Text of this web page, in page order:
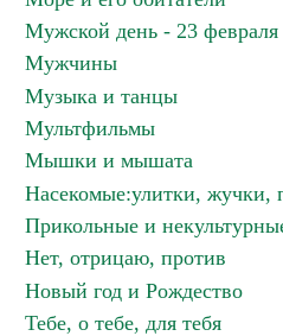
Мужской день - 23 февраля
Мужчины
Музыка и танцы
Мультфильмы
Мышки и мышата
Насекомые:улитки, жучки,
Прикольные и
Нет, отрицаю, против
Новый год и Рождество
Тебе, о тебе, для тебя